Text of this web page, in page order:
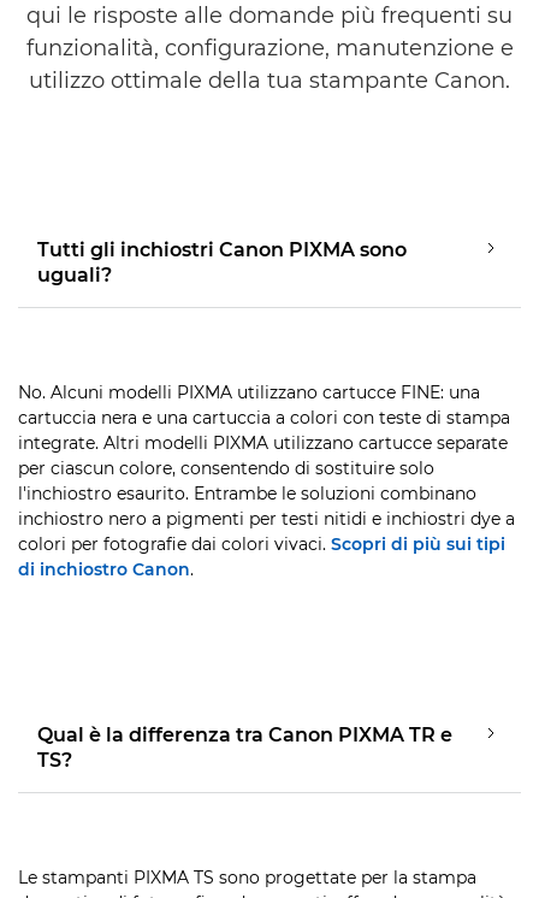
qui le risposte alle domande più frequenti su
funzionalità, configurazione, manutenzione e
utilizzo ottimale della tua stampante Canon.
Tutti gli inchiostri Canon PIXMA sono
uguali?
No. Alcuni modelli PIXMA utilizzano cartucce FINE: una
cartuccia nera e una cartuccia a colori con teste di stampa
integrate. Altri modelli PIXMA utilizzano cartucce separate
per ciascun colore, consentendo di sostituire solo
l'inchiostro esaurito. Entrambe le soluzioni combinano
inchiostro nero a pigmenti per testi nitidi e inchiostri dye a
colori per fotografie dai colori vivaci. Scopri di più sui tipi
di inchiostro Canon.
Qual è la differenza tra Canon PIXMA TR e
TS?
Le stampanti PIXMA TS sono progettate per la stampa